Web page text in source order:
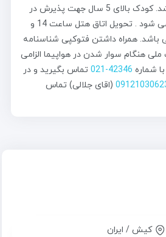
هر گونه تغییرات می باشد. کودک بالای 5 سال جهت پذیرش در
هتل بزرگسال محسوب می شود . تحویل اتاق هتل ساعت 14 و
اتاق ساعت 12 می باشد. همراه داشتن فتوکپی شناسنامه
هنگام سوار شدن در هواپیما الزامی
شماره 42346-021
تماس بگیرید و در
(اقای جلالی) تماس
کیش / ایران